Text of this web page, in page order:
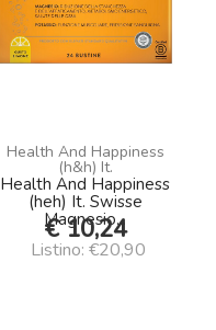
Health And Happiness
(h&h) It.
Health And Happiness
(heh) It. Swisse
Magnesio...
€ 10,24
Listino: €20,90